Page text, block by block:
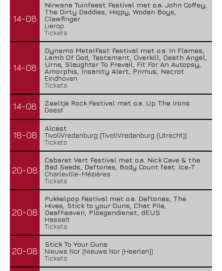
14-08
Nirwana Tuinfeest Festival met o.a. John Coffey,
The Dirty Daddies, Hiqpy, Wodan Boys,
Clawfinger
Lierop
Tickets
14-08
Dynamo MetalFest Festival met o.a. In Flames,
Lamb Of God, Testament, Overkill, Death Angel,
Urne, Slaughter To Prevail, Fit For An Autopsy,
Amorphis, Insanity Alert, Primus, Necrot
Eindhoven
Tickets
14-08
Zeeltje Rock Festival met o.a. Up The Irons
Deest
18-08
Alcest
TivoliVredenburg (TivoliVredenburg (Utrecht))
Tickets
20-08
Cabaret Vert Festival met o.a. Nick Cave & the
Bad Seeds, Deftones, Body Count feat. Ice-T
Charleville-Mézières
Tickets
20-08
Pukkelpop Festival met o.a. Deftones, The
Hives, Stick to your Guns, Chat Pile,
Deafheaven, Ploegendienst, dEUS
Hasselt
Tickets
20-08
Stick To Your Guns
Nieuwe Nor (Nieuwe Nor (Heerlen))
Tickets